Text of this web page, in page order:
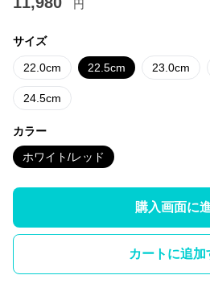
円
サイズ
22.0cm 22.5cm 23.0cm
24.5cm
カラー
ホワイト/レッド
購入画面に
カートに追加